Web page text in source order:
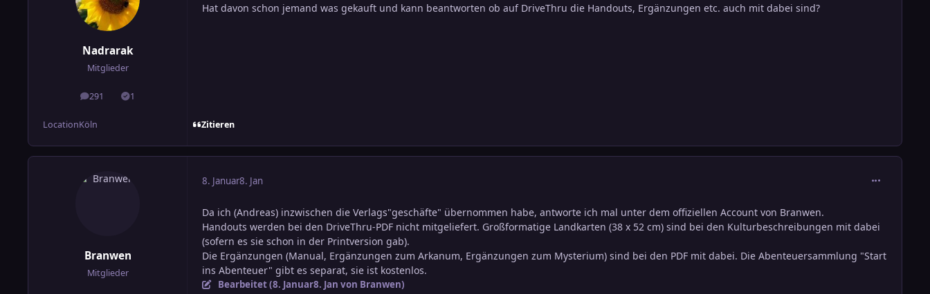
Nadrarak
Mitglieder
291
Beiträge 1
Lösungen
LocationKöln
Hat davon schon jemand was gekauft und kann beantworten ob auf DriveThru die Handouts, Ergänzungen etc. auch mit dabei sind?
Zitieren
Branwen
Mitglieder
8. Januar8. Jan
Da ich (Andreas) inzwischen die Verlags"geschäfte" übernommen habe, antworte ich mal unter dem offiziellen Account von Branwen.
Handouts werden bei den DriveThru-PDF nicht mitgeliefert. Großformatige Landkarten (38 x 52 cm) sind bei den Kulturbeschreibungen mit dabei
(sofern es sie schon in der Printversion gab).
Die Ergänzungen (Manual, Ergänzungen zum Arkanum, Ergänzungen zum Mysterium) sind bei den PDF mit dabei. Die Abenteuersammlung "Start
ins Abenteuer" gibt es separat, sie ist kostenlos.
Bearbeitet (8. Januar8. Jan von Branwen)